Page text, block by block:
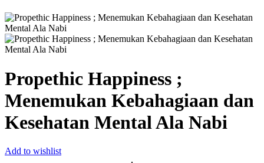
Propethic Happiness ;
Menemukan Kebahagiaan dan
Kesehatan Mental Ala Nabi
Add to wishlist